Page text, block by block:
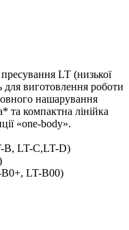
пресування LT (низької
для виготовлення роботи
нашарування
та компактна лінійка
«one-body».
B, LT-C,LT-D)
B0+, LT-B00)